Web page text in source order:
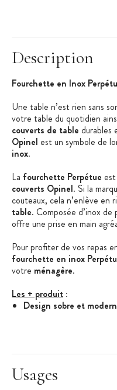
Description
Fourchette en Inox
Une table n’est rien sans
votre table du quotidien
couverts de table durables
Opinel est un symbole de
inox.
La fourchette Perpétue
couverts Opinel. Si la
couteaux, cela n’enlève en
table. Composée d’inox
offre une prise en main
Pour profiter de vos repas
fourchette en inox
votre ménagère.
Les + produit :
Design sobre et
Fourchette de table
Couleur : argent
Usages